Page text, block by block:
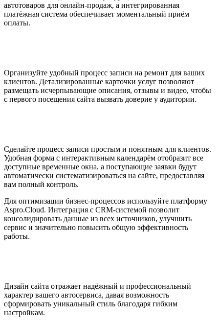
автотоваров для онлайн-продаж, а интегрированная
платёжная система обеспечивает моментальный приём
оплаты.
Организуйте удобный процесс записи на ремонт для ваших
клиентов. Детализированные карточки услуг позволяют
размещать исчерпывающие описания, отзывы и видео, чтобы
с первого посещения сайта вызвать доверие у аудитории.
Сделайте процесс записи простым и понятным для клиентов.
Удобная форма с интерактивным календарём отобразит все
доступные временные окна, а поступающие заявки будут
автоматически систематизироваться на сайте, предоставляя
вам полный контроль.
Для оптимизации бизнес-процессов используйте платформу
Aspro.Cloud. Интеграция с CRM-системой позволит
консолидировать данные из всех источников, улучшить
сервис и значительно повысить общую эффективность
работы.
Дизайн сайта отражает надёжный и профессиональный
характер вашего автосервиса, давая возможность
сформировать уникальный стиль благодаря гибким
настройкам.